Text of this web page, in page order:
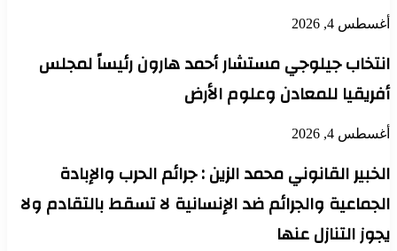
أغسطس 4, 2026
انتخاب جيلوجي مستشار أحمد هارون رئيساً لمجلس
أفريقيا للمعادن وعلوم الأرض
أغسطس 4, 2026
الخبير القانوني محمد الزين : جرائم الحرب والإبادة
الجماعية والجرائم ضد الإنسانية لا تسقط بالتقادم ولا
يجوز التنازل عنها